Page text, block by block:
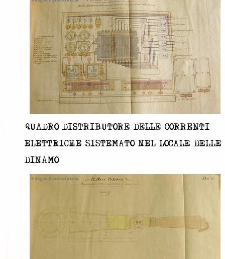
QUADRO DISTRIBUTORE DELLE CORRENTI
ELETTRICHE SISTEMATO NEL LOCALE DELLE
DINAMO